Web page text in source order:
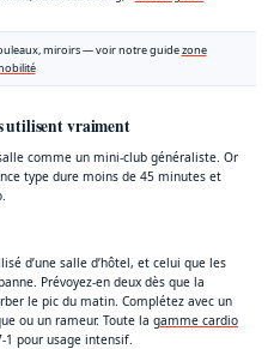
miroirs — voir notre guidezone
utilisent vraiment
comme un mini-club généraliste. Or
type dure moins de 45 minutes et
d’une salle d’hôtel, et celui que les
Prévoyez-en deux dès que la
le pic du matin. Complétez avec un
ou un rameur. Toute la gamme cardio
1 pour usage intensif.